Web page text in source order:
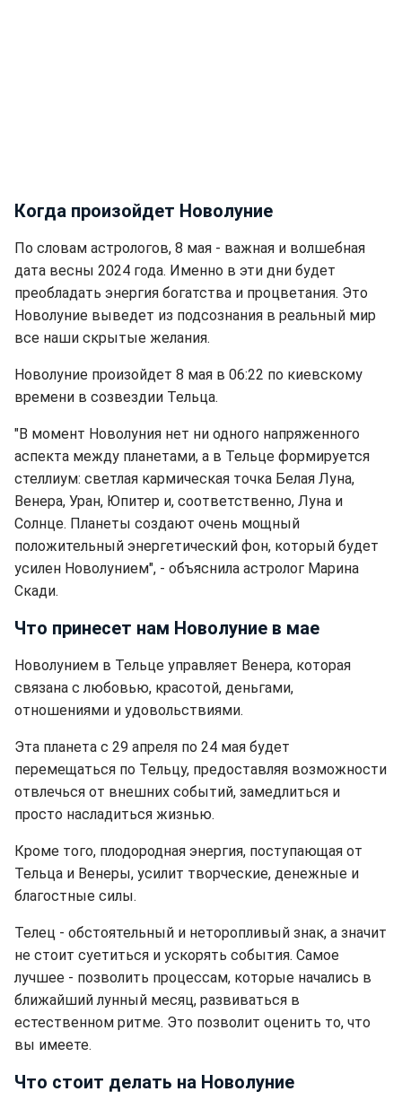
Когда произойдет Новолуние
По словам астрологов, 8 мая - важная и волшебная
дата весны 2024 года. Именно в эти дни будет
преобладать энергия богатства и процветания. Это
Новолуние выведет из подсознания в реальный мир
все наши скрытые желания.
Новолуние произойдет 8 мая в 06:22 по киевскому
времени в созвездии Тельца.
"В момент Новолуния нет ни одного напряженного
аспекта между планетами, а в Тельце формируется
стеллиум: светлая кармическая точка Белая Луна,
Венера, Уран, Юпитер и, соответственно, Луна и
Солнце. Планеты создают очень мощный
положительный энергетический фон, который будет
усилен Новолунием", - объяснила астролог Марина
Скади.
Что принесет нам Новолуние в мае
Новолунием в Тельце управляет Венера, которая
связана с любовью, красотой, деньгами,
отношениями и удовольствиями.
Эта планета с 29 апреля по 24 мая будет
перемещаться по Тельцу, предоставляя возможности
отвлечься от внешних событий, замедлиться и
просто насладиться жизнью.
Кроме того, плодородная энергия, поступающая от
Тельца и Венеры, усилит творческие, денежные и
благостные силы.
Телец - обстоятельный и неторопливый знак, а значит
не стоит суетиться и ускорять события. Самое
лучшее - позволить процессам, которые начались в
ближайший лунный месяц, развиваться в
естественном ритме. Это позволит оценить то, что
вы имеете.
Что стоит делать на Новолуние